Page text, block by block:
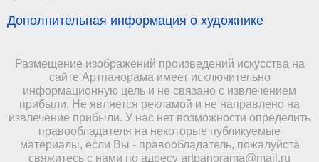
Дополнительная информация о художнике
Размещение изображений произведений искусства на
сайте Артпанорама имеет исключительно
информационную цель и не связано с извлечением
прибыли. Не является рекламой и не направлено на
извлечение прибыли. У нас нет возможности определить
правообладателя на некоторые публикуемые
материалы, если Вы - правообладатель, пожалуйста
свяжитесь с нами по адресу artpanorama@mail.ru